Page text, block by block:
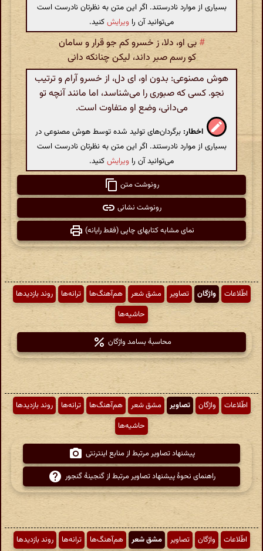
بسیاری از موارد نادرستند. اگر این متن به نظرتان نادرست است
می‌توانید آن را ویرایشکنید.
# بی او، دلا، ز خسرو کم جو قرار و سامان
کو رسم صبر داند، لیکن چنانکه دانی
هوش مصنوعی: بدون او، ای دل، از خسرو آرام و ترتیب
نجو. کسی که صبوری را می‌شناسد، اما مانند آنچه تو
می‌دانی، وضع او متفاوت است.
اخطار: برگردان‌های تولید شده توسط هوش مصنوعی در
بسیاری از موارد نادرستند. اگر این متن به نظرتان نادرست است
می‌توانید آن را ویرایشکنید.
رونوشت متن
رونوشت نشانی
نمای مشابه کتابهای چاپی (فقط رایانه)
اطّلاعات واژگان تصاویر مشق شعر هم‌آهنگ‌ها ترانه‌ها
روند بازدیدها
حاشیه‌ها
محاسبهٔ بسامد واژگان
اطّلاعات واژگان تصاویر مشق شعر هم‌آهنگ‌ها ترانه‌ها
روند بازدیدها
حاشیه‌ها
پیشنهاد تصاویر مرتبط از منابع اینترنتی
راهنمای نحوهٔ پیشنهاد تصاویر مرتبط از گنجینهٔ گنجور
اطّلاعات واژگان تصاویر مشق شعر هم‌آهنگ‌ها ترانه‌ها روند بازدیدها